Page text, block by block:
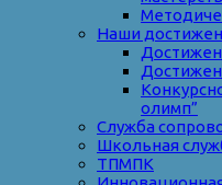
Наши
олимп”
Служба
Школьная
ТПМПК